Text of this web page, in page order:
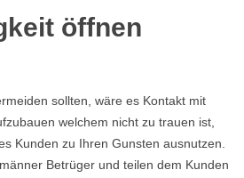
öffnen
sollten, wäre es Kontakt mit
welchem nicht zu trauen ist,
Kunden zu Ihren Gunsten ausnutzen.
Betrüger und teilen dem Kunden